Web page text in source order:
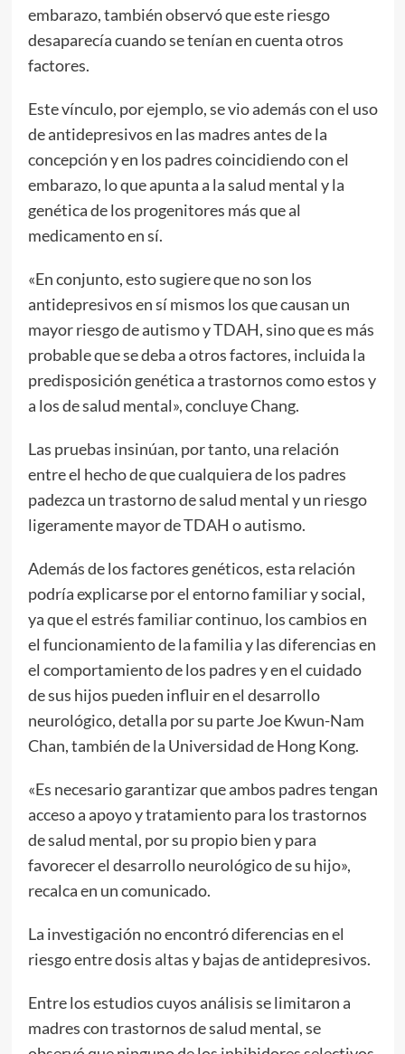
embarazo, también observó que este riesgo
desaparecía cuando se tenían en cuenta otros
factores.
Este vínculo, por ejemplo, se vio además con el uso
de antidepresivos en las madres antes de la
concepción y en los padres coincidiendo con el
embarazo, lo que apunta a la salud mental y la
genética de los progenitores más que al
medicamento en sí.
«En conjunto, esto sugiere que no son los
antidepresivos en sí mismos los que causan un
mayor riesgo de autismo y TDAH, sino que es más
probable que se deba a otros factores, incluida la
predisposición genética a trastornos como estos y
a los de salud mental», concluye Chang.
Las pruebas insinúan, por tanto, una relación
entre el hecho de que cualquiera de los padres
padezca un trastorno de salud mental y un riesgo
ligeramente mayor de TDAH o autismo.
Además de los factores genéticos, esta relación
podría explicarse por el entorno familiar y social,
ya que el estrés familiar continuo, los cambios en
el funcionamiento de la familia y las diferencias en
el comportamiento de los padres y en el cuidado
de sus hijos pueden influir en el desarrollo
neurológico, detalla por su parte Joe Kwun-Nam
Chan, también de la Universidad de Hong Kong.
«Es necesario garantizar que ambos padres tengan
acceso a apoyo y tratamiento para los trastornos
de salud mental, por su propio bien y para
favorecer el desarrollo neurológico de su hijo»,
recalca en un comunicado.
La investigación no encontró diferencias en el
riesgo entre dosis altas y bajas de antidepresivos.
Entre los estudios cuyos análisis se limitaron a
madres con trastornos de salud mental, se